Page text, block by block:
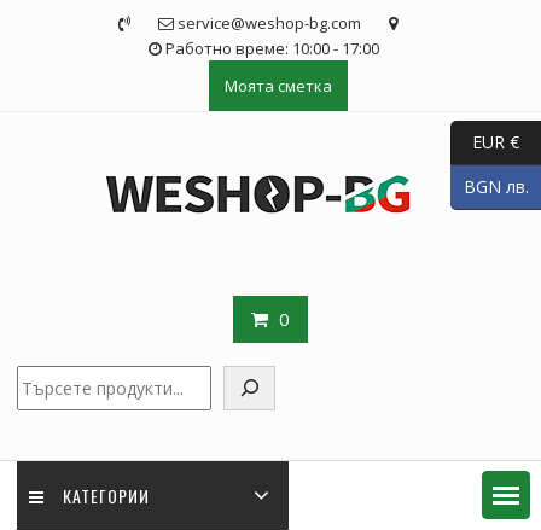
service@weshop-bg.com
Работно време: 10:00 - 17:00
Моята сметка
0
КАТЕГОРИИ
EUR €
BGN лв.